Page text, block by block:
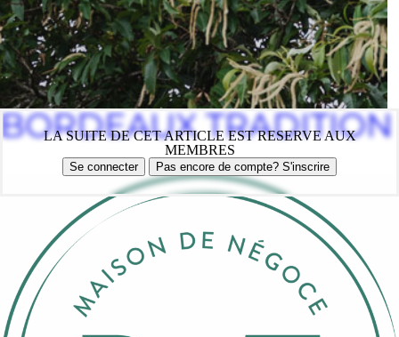
LA SUITE DE CET ARTICLE EST RESERVE AUX
MEMBRES
Se connecter Pas encore de compte? S'inscrire
BORDEAUX TRADITION